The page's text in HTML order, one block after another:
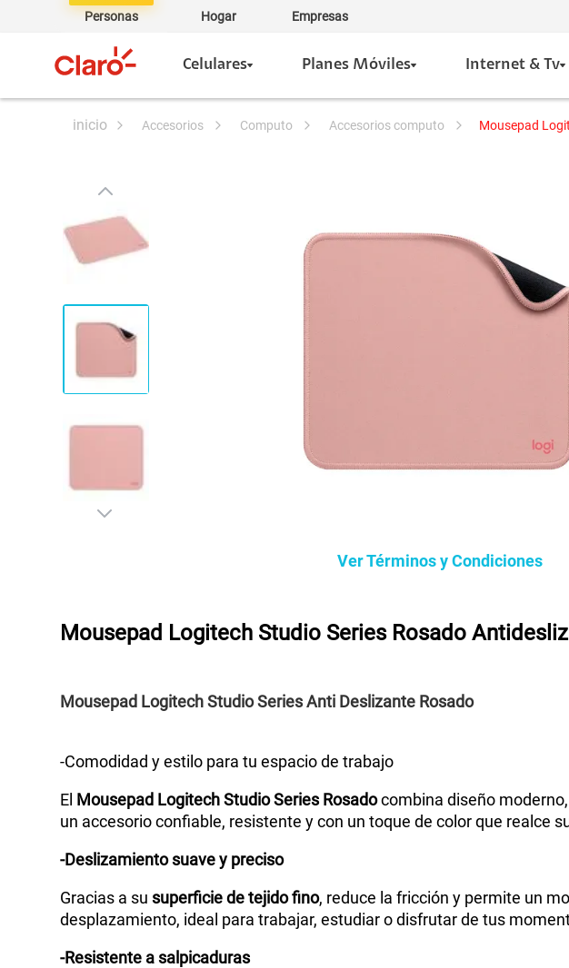
Personas Hogar Empresas
Celulares Planes Móviles Internet & Tv
accesorios computo accesorios computo Mousepad
Ver Términos y Condiciones
Mousepad Logitech Studio Series Rosado
Mousepad Logitech Studio Series Anti Deslizante Rosado
-Comodidad y estilo para tu espacio de trabajo
El Mousepad Logitech Studio Series Rosadocombina diseño
un accesorio confiable, resistente y con un toque de color que realce
-Deslizamiento suave y preciso
Gracias a su superficie de tejido fino, reduce la fricción y permite un
desplazamiento, ideal para trabajar, estudiar o disfrutar de tus
-Resistente a salpicaduras